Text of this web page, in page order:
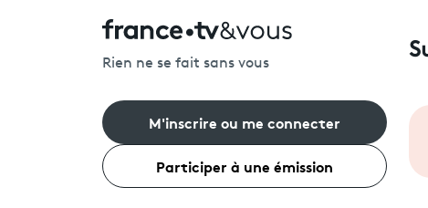
Rien ne se fait sans vous
M'inscrire ou me connecter
Participer à une émission